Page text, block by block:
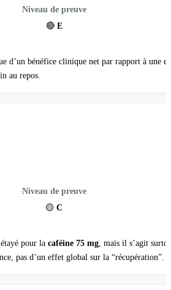
🔴 E
d’un bénéfice clinique net par rapport à une
au repos.
🟡 C
pour la caféine 75 mg , mais il s’agit
pas d’un effet global sur la “récupération”.